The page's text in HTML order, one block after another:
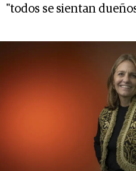
"todos se sientan